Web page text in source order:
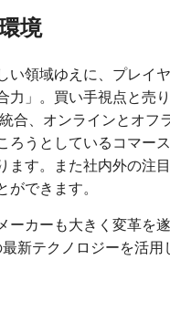
境
領域ゆえに、プレイ
力」。買い手視点と売
合、オンラインとオフ
ろうとしているコマー
ます。また社内外の注
ができます。
カーも大きく変革を
新テクノロジーを活